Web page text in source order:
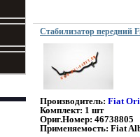
Стабилизатор передний
Производитель: Fiat
Комплект: 1 шт
Ориг.Номер: 46738805
Применяемость: Fiat